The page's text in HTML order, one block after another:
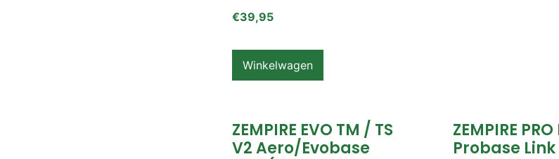
€39,95
Winkelwagen
ZEMPIRE EVO TM / TS
V2 Aero/Evobase
ZEMPIRE
Probase